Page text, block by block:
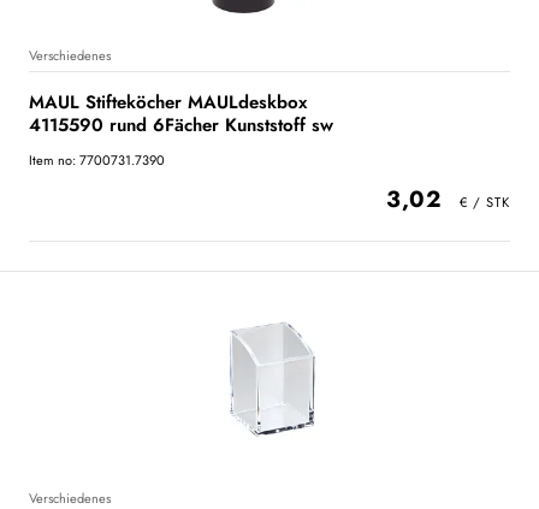
Verschiedenes
MAUL Stifteköcher MAULdeskbox
4115590 rund 6Fächer Kunststoff sw
Item no: 7700731.7390
3,02
Verschiedenes